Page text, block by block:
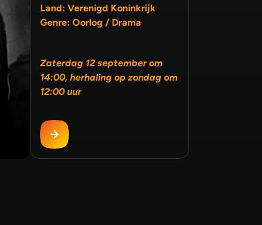
Land: Verenigd Koninkrijk
Genre: Oorlog / Drama
Zaterdag 12 september om
14:00, herhaling op zondag om
12:00 uur